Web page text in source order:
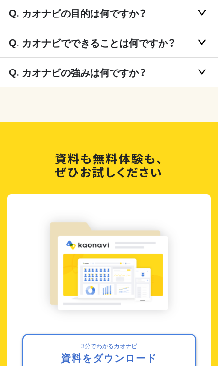
カオナビの目的は何ですか？
カオナビでできることは何ですか？
カオナビの強みは何ですか？
資料も無料体験も、
ぜひお試しください
3分でわかるカオナビ
資料をダウンロード